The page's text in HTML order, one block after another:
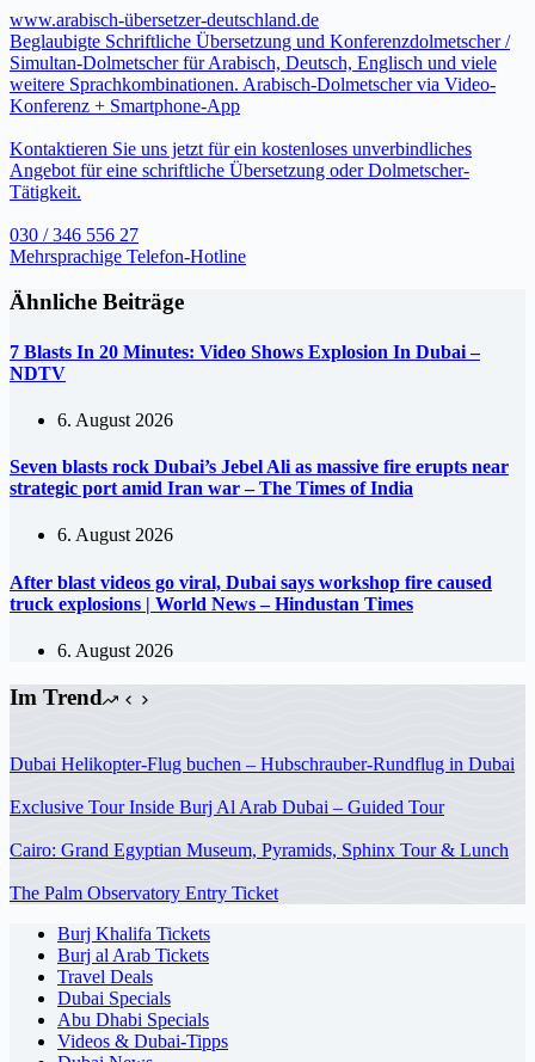
www.arabisch-übersetzer-deutschland.de
Beglaubigte Schriftliche Übersetzung und Konferenzdolmetscher /
Simultan-Dolmetscher für Arabisch, Deutsch, Englisch und viele
weitere Sprachkombinationen. Arabisch-Dolmetscher via Video-
Konferenz + Smartphone-App
Kontaktieren Sie uns jetzt für ein kostenloses unverbindliches
Angebot für eine schriftliche Übersetzung oder Dolmetscher-
Tätigkeit.
030 / 346 556 27
Mehrsprachige Telefon-Hotline
Ähnliche Beiträge
7 Blasts In 20 Minutes: Video Shows Explosion In Dubai –
NDTV
6. August 2026
Seven blasts rock Dubai’s Jebel Ali as massive fire erupts near
strategic port amid Iran war – The Times of India
6. August 2026
After blast videos go viral, Dubai says workshop fire caused
truck explosions | World News – Hindustan Times
6. August 2026
Im Trend
Dubai Helikopter-Flug buchen – Hubschrauber-Rundflug in Dubai
Exclusive Tour Inside Burj Al Arab Dubai – Guided Tour
Cairo: Grand Egyptian Museum, Pyramids, Sphinx Tour & Lunch
The Palm Observatory Entry Ticket
Burj Khalifa Tickets
Burj al Arab Tickets
Travel Deals
Dubai Specials
Abu Dhabi Specials
Videos & Dubai-Tipps